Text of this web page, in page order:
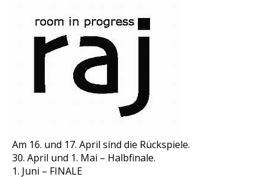
Am 16. und 17. April sind die Rückspiele.
30. April und 1. Mai – Halbfinale.
1. Juni – FINALE